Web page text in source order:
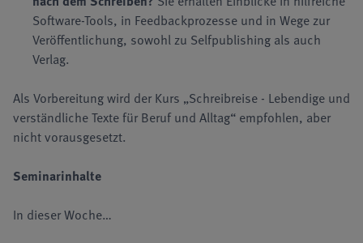
Software-Tools, in Feedbackprozesse und in Wege zur
Veröffentlichung, sowohl zu Selfpublishing als auch
Verlag.
Als Vorbereitung wird der Kurs „Schreibreise - Lebendige und
verständliche Texte für Beruf und Alltag“ empfohlen, aber
nicht vorausgesetzt.
Seminarinhalte
In dieser Woche…